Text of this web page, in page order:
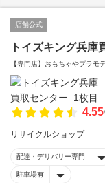
店舗公式
トイズキング兵庫
【専門店】おもちゃやプラモ
4.55
リサイクルショップ
配達・デリバリー専門
駐車場有